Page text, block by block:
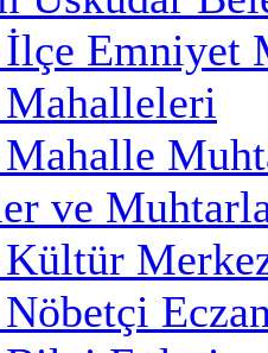
Emniyet
ve
Kültür